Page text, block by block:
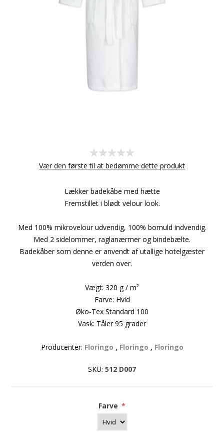
Vær den første til at bedømme dette produkt
Lækker badekåbe med hætte
Fremstillet i blødt velour look.
Med 100% mikrovelour udvendig, 100% bomuld indvendig.
Med 2 sidelommer, raglanærmer og bindebælte.
Badekåber som denne er anvendt af utallige hotelgæster
verden over.
Vægt: 320 g / m²
Farve: Hvid
Øko-Tex Standard 100
Vask: Tåler 95 grader
Producenter: Floringo , Floringo , Floringo
SKU: 512 D007
Farve *